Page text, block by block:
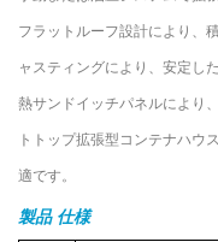
フラットルーフ設計により、
ャスティングにより、安定し
熱サンドイッチパネルにより
トトップ拡張型コンテナハウ
適です。
製品 仕様